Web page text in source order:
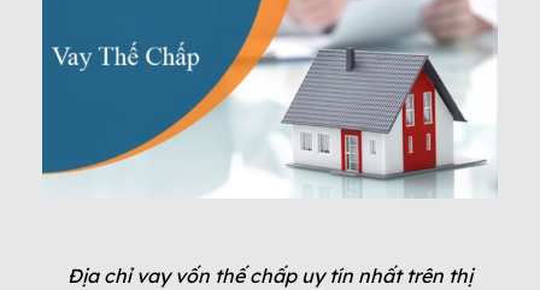
Địa chỉ vay vốn thế chấp uy tín nhất trên thị